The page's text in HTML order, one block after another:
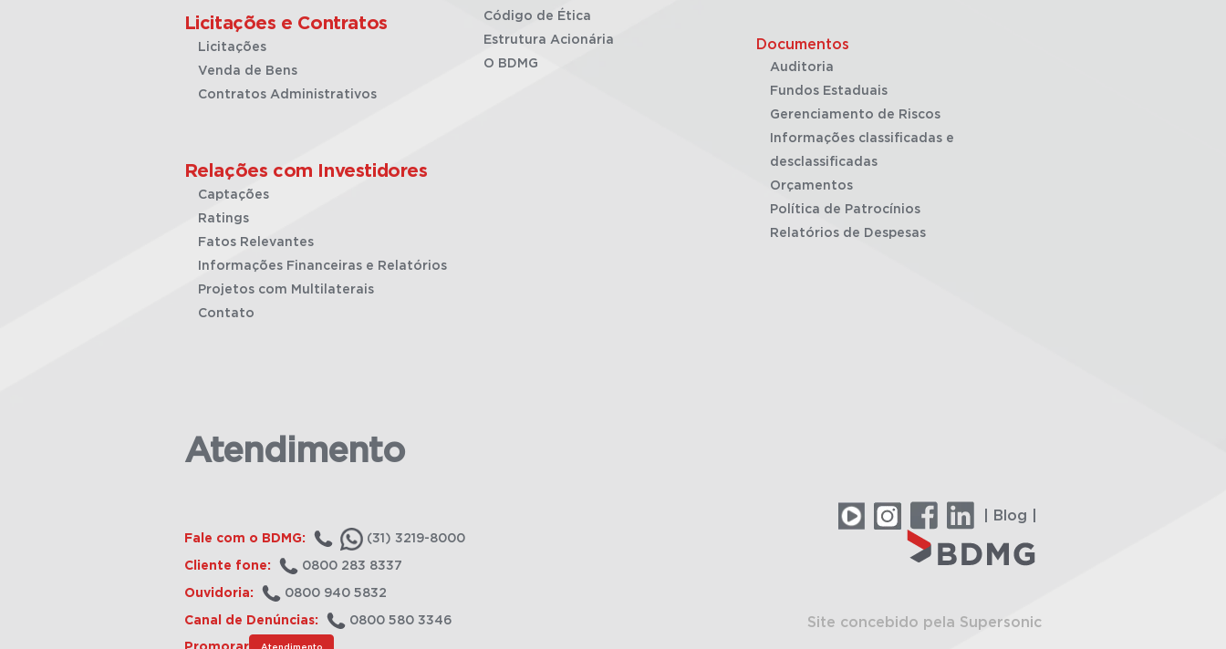
Licitações e Contratos
Licitações
Venda de Bens
Contratos Administrativos
Relações com Investidores
Captações
Ratings
Fatos Relevantes
Informações Financeiras e Relatórios
Projetos com Multilaterais
Contato
Código de Ética
Estrutura Acionária
O BDMG
Documentos
Auditoria
Fundos Estaduais
Gerenciamento de Riscos
Informações classificadas e
desclassificadas
Orçamentos
Política de Patrocínios
Relatórios de Despesas
Atendimento
Fale com o BDMG: (31) 3219-8000
Cliente fone: 0800 283 8337
Ouvidoria: 0800 940 5832
Canal de Denúncias: 0800 580 3346
Atendimento
| Blog |
Site concebido pela Supersonic